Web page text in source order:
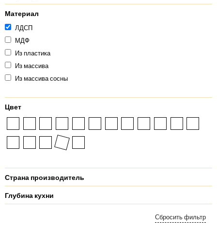
Материал
ЛДСП
МДФ
Из пластика
Из массива
Из массива сосны
Цвет
Страна производитель
Глубина кухни